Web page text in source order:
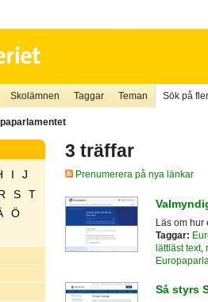
Skolämnen Taggar Teman Sök på
I
J
S
T
Ö
3 träffar
Prenumerera på nya länkar
Läs om hur
Taggar:
lättläst text,
Så styrs